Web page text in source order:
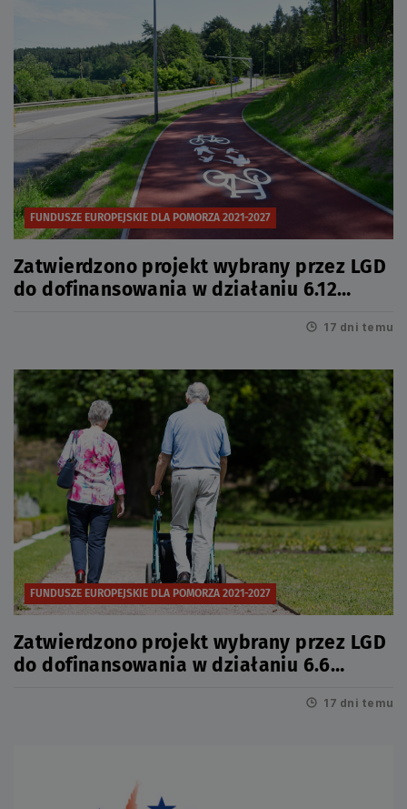
FUNDUSZE EUROPEJSKIE DLA POMORZA 2021-2027
Zatwierdzono projekt wybrany przez LGD
do dofinansowania w działaniu 6.12
17 dni temu
FUNDUSZE EUROPEJSKIE DLA POMORZA 2021-2027
Zatwierdzono projekt wybrany przez LGD
do dofinansowania w działaniu 6.6
17 dni temu